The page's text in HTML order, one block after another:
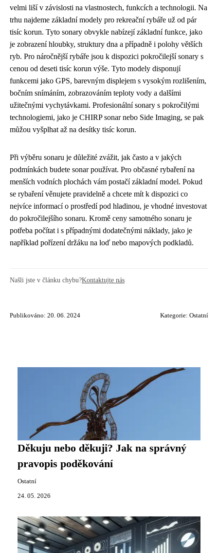
velmi liší v závislosti na vlastnostech, funkcích a technologii. Na
trhu najdeme základní modely pro rekreační rybáře už od pár
tisíc korun. Tyto sonary obvykle nabízejí základní funkce, jako
je zobrazení hloubky, struktury dna a případně i polohy větších
ryb. Pro náročnější rybáře jsou k dispozici pokročilejší sonary s
cenou od deseti tisíc korun výše. Tyto modely disponují
funkcemi jako GPS, barevným displejem s vysokým rozlišením,
bočním snímáním, zobrazováním teploty vody a dalšími
užitečnými vychytávkami. Profesionální sonary s pokročilými
technologiemi, jako je CHIRP sonar nebo Side Imaging, se pak
můžou vyšplhat až na desítky tisíc korun.
Při výběru sonaru je důležité zvážit, jak často a v jakých
podmínkách budete sonar používat. Pro občasné rybaření na
menších vodních plochách vám postačí základní model. Pokud
se rybaření věnujete pravidelně a chcete mít k dispozici co
nejvíce informací o prostředí pod hladinou, je vhodné investovat
do pokročilejšího sonaru. Kromě ceny samotného sonaru je
potřeba počítat i s případnými dodatečnými náklady, jako je
například pořízení držáku na loď nebo mapových podkladů.
Našli jste v článku chybu?Kontaktujte nás
Publikováno: 20. 06. 2024 Kategorie: Ostatní
Děkuju nebo děkuji? Jak na správný
pravopis poděkování
Ostatní
24. 05. 2026